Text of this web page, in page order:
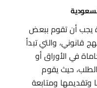
يجب أن تقوم ببعض
قانوني، والتي تبدأ
في الأوراق أو
حيث يقوم
وتقديمها ومتابعة